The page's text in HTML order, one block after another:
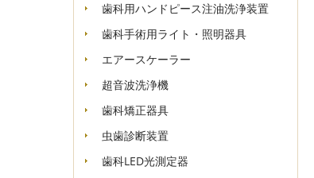
歯科用ハンドピース注油洗浄装置
歯科手術用ライト・照明器具
エアースケーラー
超音波洗浄機
歯科矯正器具
虫歯診断装置
歯科LED光測定器